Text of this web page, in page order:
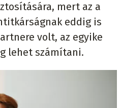
mert az a
eddig is
volt, az egyike
lehet számítani.